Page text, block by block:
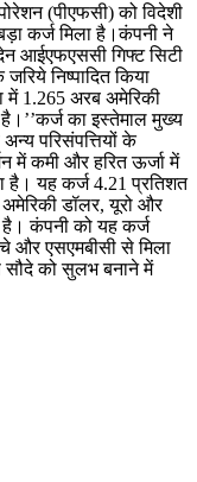
(पीएफसी) को विदेशी
कर्ज मिला है।कंपनी ने
आईएफएससी गिफ्ट सिटी
निष्पादित किया
में 1.265 अरब अमेरिकी
का इस्तेमाल मुख्य
परिसंपत्तियों के
में कमी और हरित ऊर्जा में
है। यह कर्ज 4.21 प्रतिशत
डॉलर, यूरो और
है। कंपनी को यह कर्ज
और एसएमबीसी से मिला
को सुलभ बनाने में